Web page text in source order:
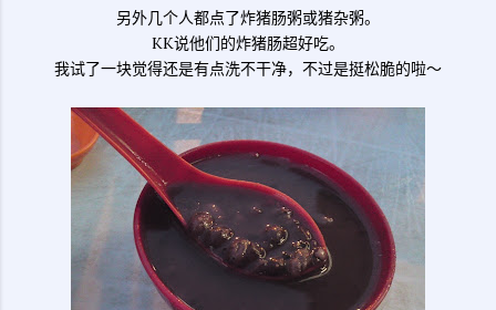
另外几个人都点了炸猪肠粥或猪杂粥。
KK说他们的炸猪肠超好吃。
我试了一块觉得还是有点洗不干净，不过是挺松脆的啦～